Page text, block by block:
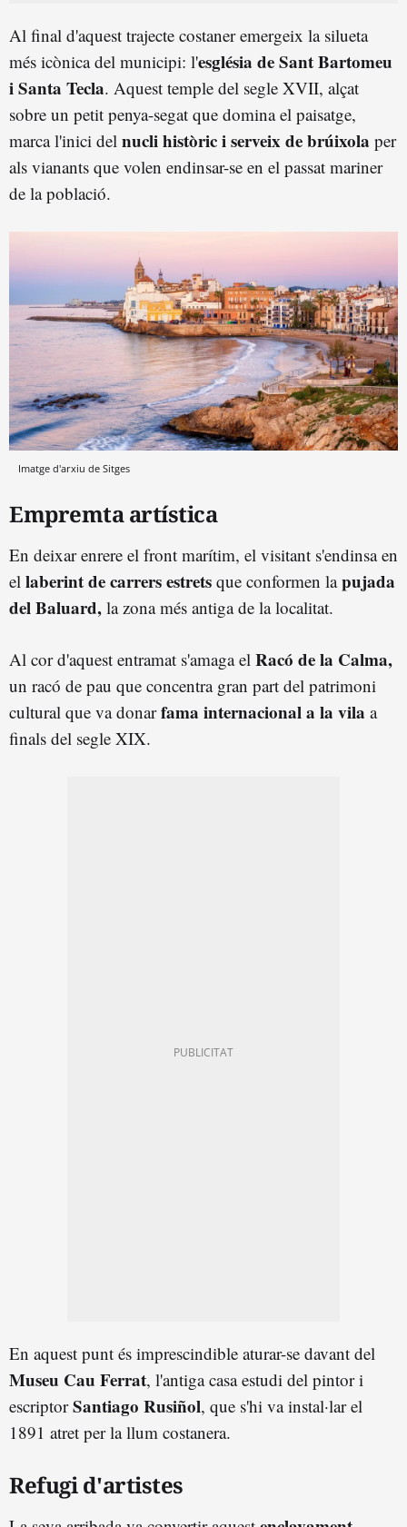
Al final d'aquest trajecte costaner emergeix la silueta
més icònica del municipi: l'església de Sant Bartomeu
i Santa Tecla. Aquest temple del segle XVII, alçat
sobre un petit penya-segat que domina el paisatge,
marca l'inici del nucli històric i serveix de brúixola per
als vianants que volen endinsar-se en el passat mariner
de la població.
Imatge d'arxiu de Sitges
Empremta artística
En deixar enrere el front marítim, el visitant s'endinsa en
el laberint de carrers estrets que conformen lapujada
del Baluard, la zona més antiga de la localitat.
Al cor d'aquest entramat s'amaga el Racó de la Calma,
un racó de pau que concentra gran part del patrimoni
cultural que va donarfama internacional a la vila a
finals del segle XIX.
En aquest punt és imprescindible aturar-se davant del
Museu Cau Ferrat, l'antiga casa estudi del pintor i
escriptorSantiago Rusiñol, que s'hi va instal·lar el
1891 atret per la llum costanera.
Refugi d'artistes